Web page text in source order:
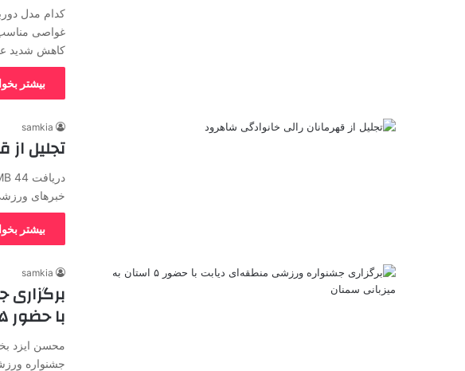
کدام مدل
غواصی
کاهش شدید
بیشتر
samkia
تجلیل
خبرهای
بیشتر
samkia
با حضور ۵ استان به میزبانی سمنان
محسن ایزد
جشنواره